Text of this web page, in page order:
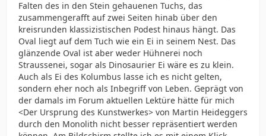
Falten des in den Stein gehauenen Tuchs, das
zusammengerafft auf zwei Seiten hinab über den
kreisrunden klassizistischen Podest hinaus hängt. Das
Oval liegt auf dem Tuch wie ein Ei in seinem Nest. Das
glänzende Oval ist aber weder Hühnerei noch
Straussenei, sogar als Dinosaurier Ei wäre es zu klein.
Auch als Ei des Kolumbus lasse ich es nicht gelten,
sondern eher noch als Inbegriff von Leben. Geprägt von
der damals im Forum aktuellen Lektüre hätte für mich
<Der Ursprung des Kunstwerkes> von Martin Heideggers
durch den Monolith nicht besser repräsentiert werden